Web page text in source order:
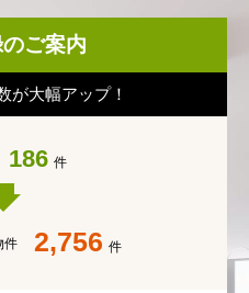
ご案内
が大幅アップ！
186 件
件 2,756 件